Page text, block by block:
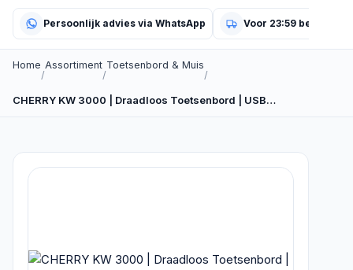
Persoonlijk advies via WhatsApp Voor 23:59 besteld,
Home
/
Assortiment
/
Toetsenbord & Muis
/
CHERRY KW 3000 | Draadloos Toetsenbord | USB…